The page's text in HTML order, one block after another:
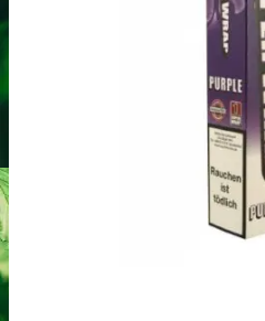
Sakse og plantetrimmere
Fugtighedsregulering